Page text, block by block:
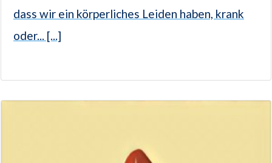
dass wir ein körperliches Leiden haben, krank
oder... [...]